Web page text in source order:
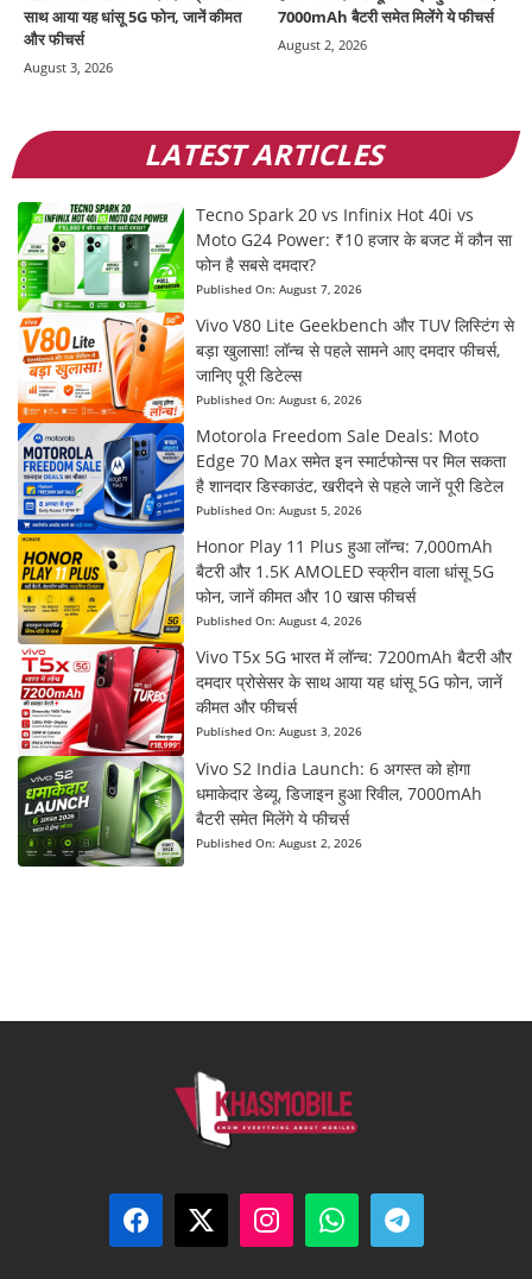
साथ आया यह धांसू 5G फोन, जानें कीमत
और फीचर्स
August 3, 2026
7000mAh बैटरी समेत मिलेंगे ये फीचर्स
August 2, 2026
LATEST ARTICLES
Tecno Spark 20 vs Infinix Hot 40i vs
Moto G24 Power: ₹10 हजार के बजट में कौन सा
फोन है सबसे दमदार?
Published On: August 7, 2026
Vivo V80 Lite Geekbench और TUV लिस्टिंग से
बड़ा खुलासा! लॉन्च से पहले सामने आए दमदार फीचर्स,
जानिए पूरी डिटेल्स
Published On: August 6, 2026
Motorola Freedom Sale Deals: Moto
Edge 70 Max समेत इन स्मार्टफोन्स पर मिल सकता
है शानदार डिस्काउंट, खरीदने से पहले जानें पूरी डिटेल
Published On: August 5, 2026
Honor Play 11 Plus हुआ लॉन्च: 7,000mAh
बैटरी और 1.5K AMOLED स्क्रीन वाला धांसू 5G
फोन, जानें कीमत और 10 खास फीचर्स
Published On: August 4, 2026
Vivo T5x 5G भारत में लॉन्च: 7200mAh बैटरी और
दमदार प्रोसेसर के साथ आया यह धांसू 5G फोन, जानें
कीमत और फीचर्स
Published On: August 3, 2026
Vivo S2 India Launch: 6 अगस्त को होगा
धमाकेदार डेब्यू, डिजाइन हुआ रिवील, 7000mAh
बैटरी समेत मिलेंगे ये फीचर्स
Published On: August 2, 2026